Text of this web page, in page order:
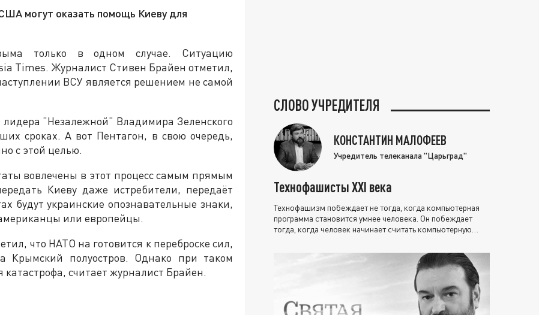
могут оказать помощь Киеву для
только в одном случае. Ситуацию
Times. Журналист Стивен Брайен отметил,
ВСУ является решением не самой
“Незалежной” Владимира Зеленского
сроках. А вот Пентагон, в свою очередь,
с этой целью.
вовлечены в этот процесс самым прямым
Киеву даже истребители, передаёт
будут украинские опознавательные знаки,
или европейцы.
что НАТО на готовится к переброске сил,
Крымский полуостров. Однако при таком
считает журналист Брайен.
СЛОВО УЧРЕДИТЕЛЯ
КОНСТАНТИН МАЛОФЕЕВ
Учредитель телеканала "Царьград"
Технофашисты XXI века
Технофашизм побеждает не тогда, когда компьютерная
программа становится умнее человека. Он побеждает
тогда, когда человек начинает считать компьютерную